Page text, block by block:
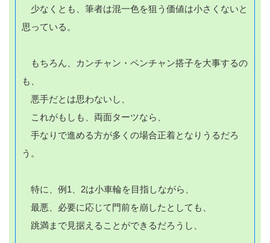
少なくとも、筆者は混一色を狙う価値は小さくないと
思っている。
もちろん、カンチャン・ペンチャン搭子を大事するの
も、
悪手だとは思わないし、
これがもしも、両面ターツなら、
手なりで進める方が多くの場合正着となりうるだろ
う。
特に、例1、2は小車輪を目指しながら、
最悪、必要に応じて門前を崩したとしても、
跳満まで見据えることができるだろうし、